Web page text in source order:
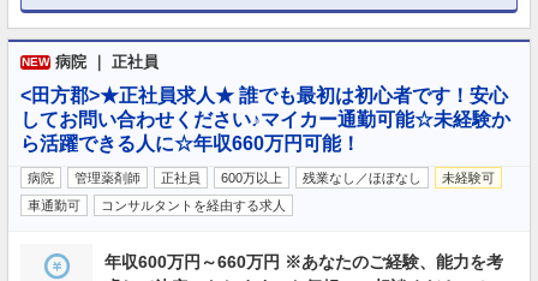
NEW 病院 ｜ 正社員
<田方郡>★正社員求人★ 誰でも最初は初心者です！安心
してお問い合わせください♪マイカー通勤可能☆未経験か
ら活躍できる人に☆年収660万円可能！
病院 管理薬剤師 正社員 600万以上 残業なし／ほぼなし
未経験可
車通勤可
コンサルタントを経由する求人
年収600万円～660万円 ※あなたのご経験、能力を考